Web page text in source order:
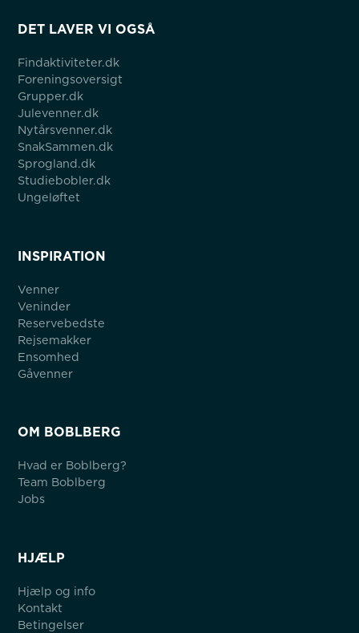
DET LAVER VI OGSÅ
Findaktiviteter.dk
Foreningsoversigt
Grupper.dk
Julevenner.dk
Nytårsvenner.dk
SnakSammen.dk
Sprogland.dk
Studiebobler.dk
Ungeløftet
INSPIRATION
Venner
Veninder
Reservebedste
Rejsemakker
Ensomhed
Gåvenner
OM BOBLBERG
Hvad er Boblberg?
Team Boblberg
Jobs
HJÆLP
Hjælp og info
Kontakt
Betingelser